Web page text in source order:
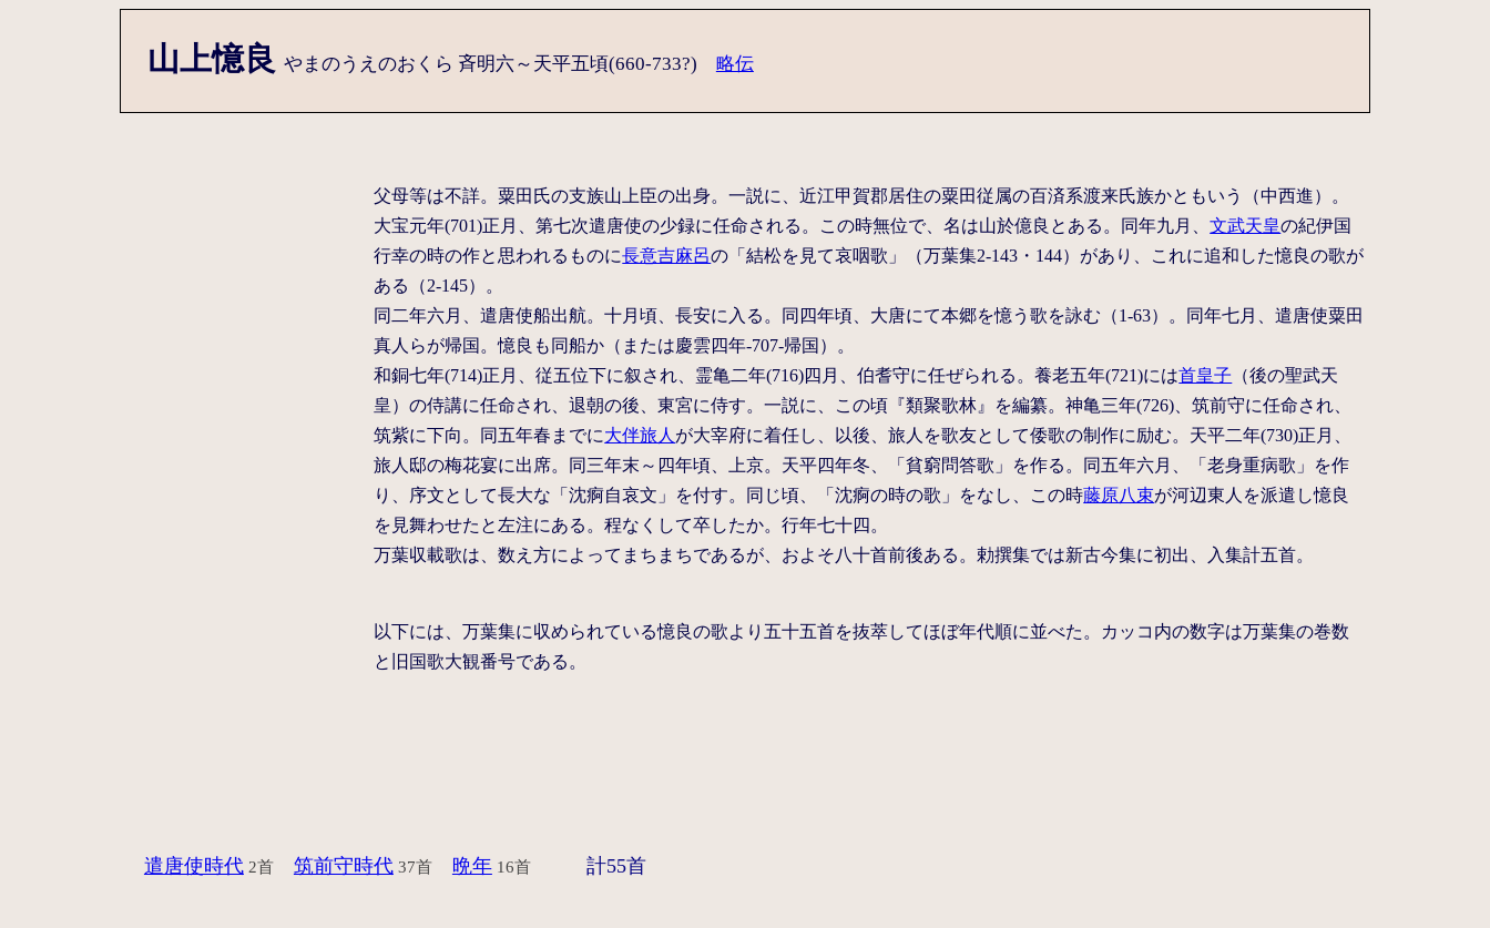
山上憶良 やまのうえのおくら 斉明六～天平五頃(660-733?) 略伝
父母等は不詳。粟田氏の支族山上臣の出身。一説に、近江甲賀郡居住の粟田従属の百済系渡来氏族かともいう（中西進）。
大宝元年(701)正月、第七次遣唐使の少録に任命される。この時無位で、名は山於億良とある。同年九月、文武天皇の紀伊国
行幸の時の作と思われるものに長意吉麻呂の「結松を見て哀咽歌」（万葉集2-143・144）があり、これに追和した憶良の歌が
ある（2-145）。
同二年六月、遣唐使船出航。十月頃、長安に入る。同四年頃、大唐にて本郷を憶う歌を詠む（1-63）。同年七月、遣唐使粟田
真人らが帰国。憶良も同船か（または慶雲四年-707-帰国）。
和銅七年(714)正月、従五位下に叙され、霊亀二年(716)四月、伯耆守に任ぜられる。養老五年(721)には首皇子 （後の聖武天
皇）の侍講に任命され、退朝の後、東宮に侍す。一説に、この頃『類聚歌林』を編纂。神亀三年(726)、筑前守に任命され、
筑紫に下向。同五年春までに大伴旅人 が大宰府に着任し、以後、旅人を歌友として倭歌の制作に励む。天平二年(730)正月、
旅人邸の梅花宴に出席。同三年末～四年頃、上京。天平四年冬、「貧窮問答歌」を作る。同五年六月、「老身重病歌」を作
り、序文として長大な「沈痾自哀文」を付す。同じ頃、「沈痾の時の歌」をなし、この時藤原八束が河辺東人を派遣し憶良
を見舞わせたと左注にある。程なくして卒したか。行年七十四。
万葉収載歌は、数え方によってまちまちであるが、およそ八十首前後ある。勅撰集では新古今集に初出、入集計五首。
以下には、万葉集に収められている憶良の歌より五十五首を抜萃してほぼ年代順に並べた。カッコ内の数字は万葉集の巻数
と旧国歌大観番号である。
遣唐使時代2首 筑前守時代37首 晩年16首 計55首